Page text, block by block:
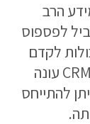
הרב
לפספוס
לקדם
את העמותה וניתן לשנות זאת. תוכנת CRM עונה
להתייחס